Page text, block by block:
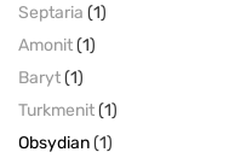
Septaria (1)
Amonit(1)
Baryt(1)
Turkmenit(1)
Obsydian(1)